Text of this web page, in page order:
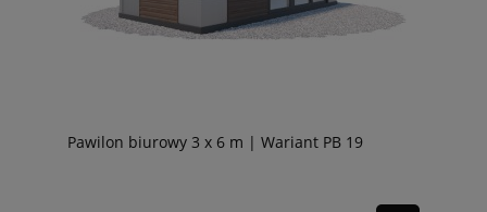
Pawilon biurowy 3 x 6 m | Wariant PB 19